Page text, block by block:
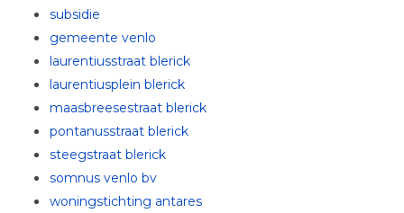
subsidie
gemeente venlo
laurentiusstraat blerick
laurentiusplein blerick
maasbreesestraat blerick
pontanusstraat blerick
steegstraat blerick
somnus venlo bv
woningstichting antares